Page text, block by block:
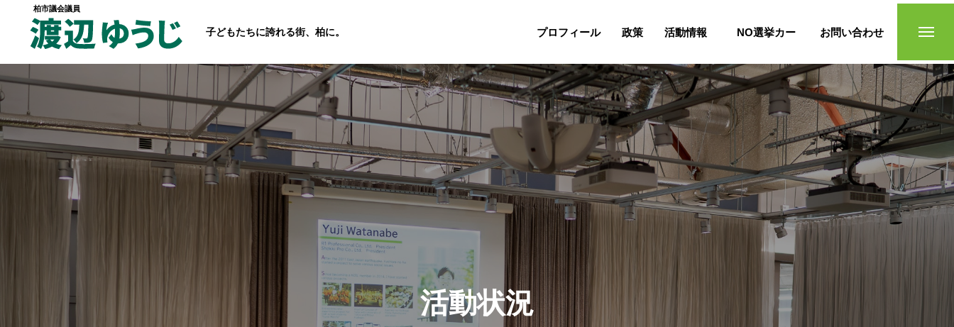
柏市議会議員
子どもたちに誇れる街、柏に。 プロフィール 政策 活動情報 NO選挙カー お問い合わせ
トップページ
活動状況